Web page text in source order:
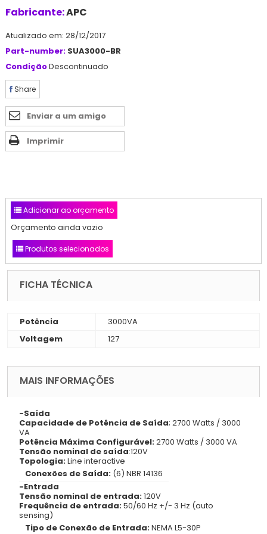
Fabricante:APC
Atualizado em: 28/12/2017
Part-number: SUA3000-BR
CondiçãoDescontinuado
Share
Enviar a um amigo
Imprimir
Adicionar ao orçamento
Orçamento ainda vazio
Produtos selecionados
FICHA TÉCNICA
Potência
3000VA
Voltagem
127
MAIS INFORMAÇÕES
-Saída
Capacidade de Potência de Saída; 2700 Watts / 3000
VA
Potência Máxima Configurável:2700 Watts / 3000 VA
Tensão nominal de saída:120V
Topologia:Line interactive
Conexões de Saída: (6) NBR 14136
-Entrada
Tensão nominal de entrada:120V
Frequência de entrada:50/60 Hz +/- 3 Hz (auto
sensing)
Tipo de Conexão de Entrada:NEMA L5-30P